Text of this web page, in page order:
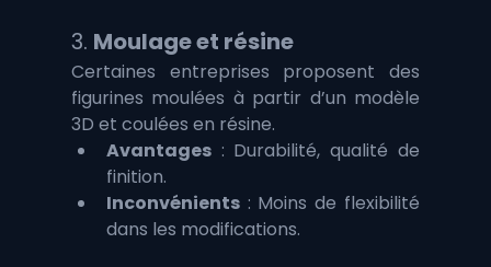
3. Moulage et résine
Certaines entreprises proposent des
figurines moulées à partir d’un modèle
3D et coulées en résine.
Avantages : Durabilité, qualité de
finition.
Inconvénients : Moins de flexibilité
dans les modifications.